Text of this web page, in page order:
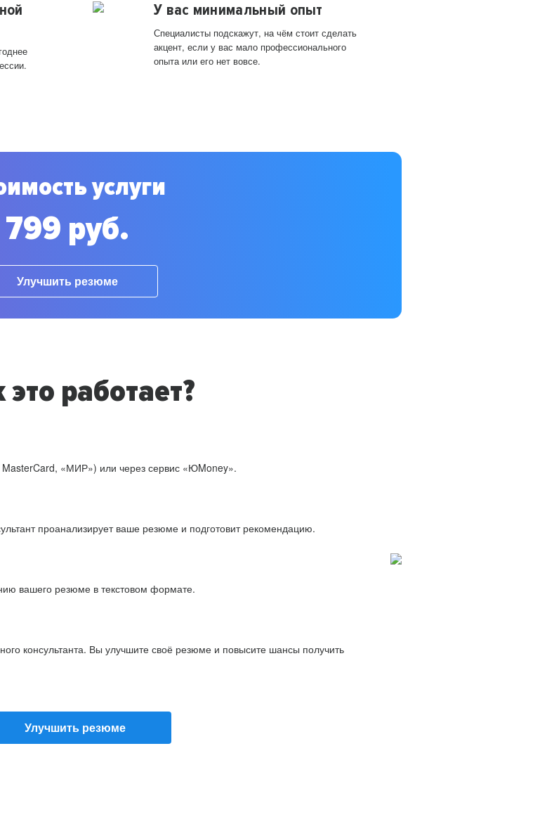
У вас минимальный опыт
Специалисты подскажут, на чём стоит сделать
акцент, если у вас мало профессионального
опыта или его нет вовсе.
услуги
799 руб.
Улучшить резюме
это работает?
MasterCard, «МИР») или через сервис «ЮMoney».
проанализирует ваше резюме и подготовит рекомендацию.
вашего резюме в текстовом формате.
консультанта. Вы улучшите своё резюме и повысите шансы получить
Улучшить резюме